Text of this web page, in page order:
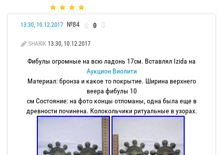
13:30, 10.12.2017 №84 0
SHARIK 13:30, 10.12.2017
Фибулы огромные на всю ладонь 17см. Вставлял Izida на
Аукцион Виолити
Материал: бронза и какое то покрытие. Ширина верхнего
веера фибулы 10
см Состояние: на фото концы отломаны, одна была еще в
древности починена. Колокольчики ритуальные в узорах.